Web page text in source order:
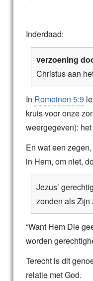
Inderdaad:
verzoening
Christus aan
In Romeinen 5:9
kruis voor onze
weergegeven): het
En wat een
in Hem, om niet,
Jezus’
zonden als Zijn
“Want Hem Die
worden
Terecht is dit
relatie met God.